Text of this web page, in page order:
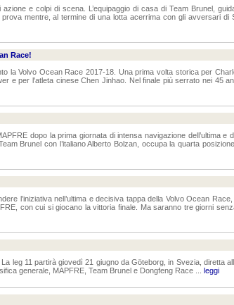
e colpi di scena. L’equipaggio di casa di Team Brunel,
mentre, al termine di una lotta acerrima con gli avversari di
Race!
la Volvo Ocean Race 2017-18. Una prima volta storica per
e per l'atleta cinese Chen Jinhao. Nel finale più serrato nei 45
dopo la prima giornata di intensa navigazione dell’ultima e
Brunel con l’italiano Alberto Bolzan, occupa la quarta
l’iniziativa nell’ultima e decisiva tappa della Volvo Ocean
con cui si giocano la vittoria finale. Ma saranno tre giorni
leg 11 partirà giovedì 21 giugno da Göteborg, in Svezia, diretta
generale, MAPFRE, Team Brunel e Dongfeng Race ... leggi